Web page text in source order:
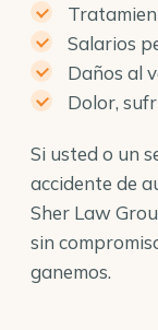
Salarios
Daños al
Dolor,
Si usted o un
accidente de
Sher Law
sin
ganemos.